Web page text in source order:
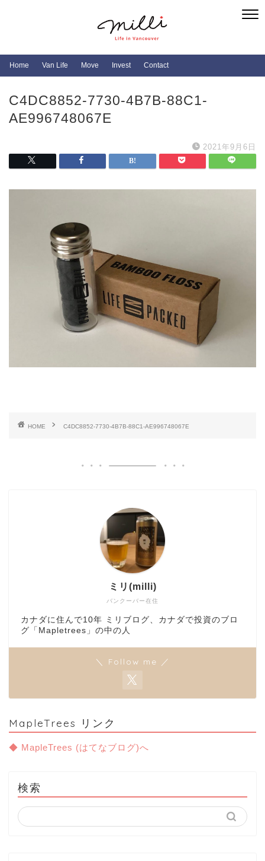
Home Van Life Move Invest Contact
C4DC8852-7730-4B7B-88C1-
AE996748067E
2021年9月6日
HOME C4DC8852-7730-4B7B-88C1-AE996748067E
バンクーバー在住
ミリ(milli)
カナダに住んで10年 ミリブログ、カナダで投資のブロ
グ「Mapletrees」の中の人
＼ Follow me ／
MapleTrees リンク
◆ MapleTrees (はてなブログ)へ
検索